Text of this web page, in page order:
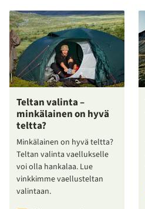
Teltan valinta –
minkälainen on hyvä
teltta?
Minkälainen on hyvä teltta?
Teltan valinta vaellukselle
voi olla hankalaa. Lue
vinkkimme vaellusteltan
valintaan.